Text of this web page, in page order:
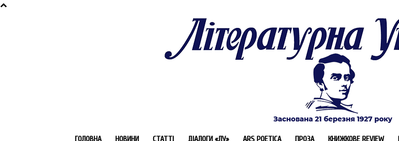
ГОЛОВНА НОВИНИ СТАТТІ ДІАЛОГИ «ЛУ» ARS POETICA ПРОЗА КНИЖКОВЕ REVIEW